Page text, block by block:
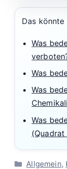
Das
Was
Was
Was
Was
Kategorien
Allgemein,